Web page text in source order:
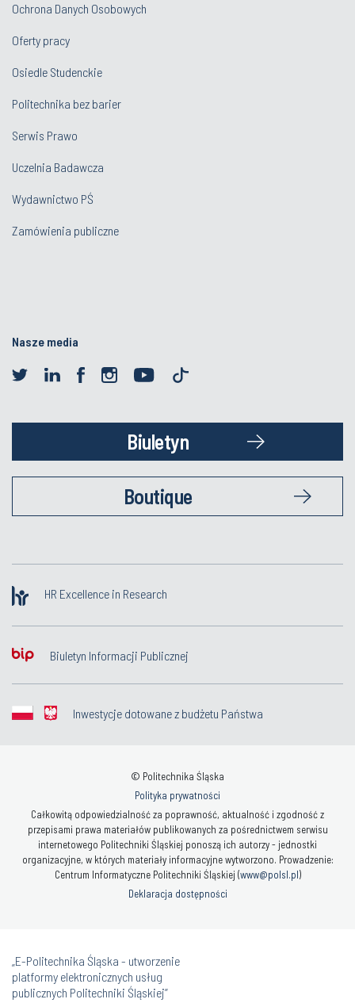
Ochrona Danych Osobowych
Oferty pracy
Osiedle Studenckie
Politechnika bez barier
Serwis Prawo
Uczelnia Badawcza
Wydawnictwo PŚ
Zamówienia publiczne
Nasze media
Biuletyn
Boutique
HR Excellence in Research
Biuletyn Informacji Publicznej
Inwestycje dotowane z budżetu Państwa
© Politechnika Śląska
Polityka prywatności
Całkowitą odpowiedzialność za poprawność, aktualność i zgodność z
przepisami prawa materiałów publikowanych za pośrednictwem serwisu
internetowego Politechniki Śląskiej ponoszą ich autorzy - jednostki
organizacyjne, w których materiały informacyjne wytworzono. Prowadzenie:
Centrum Informatyczne Politechniki Śląskiej (www@polsl.pl)
Deklaracja dostępności
„E-Politechnika Śląska - utworzenie
platformy elektronicznych usług
publicznych Politechniki Śląskiej”